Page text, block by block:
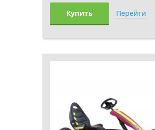
Купить Перейти